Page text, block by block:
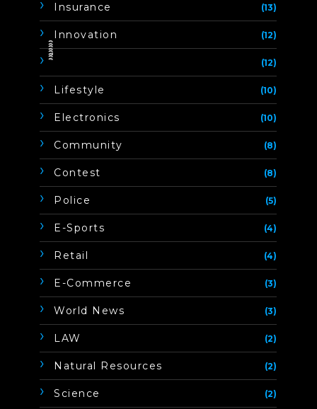
Insurance (13)
Innovation (12)
(12)
Lifestyle (10)
Electronics (10)
Community (8)
Contest (8)
Police (5)
E-Sports (4)
Retail (4)
E-Commerce (3)
World News (3)
LAW (2)
Natural Resources (2)
Science (2)